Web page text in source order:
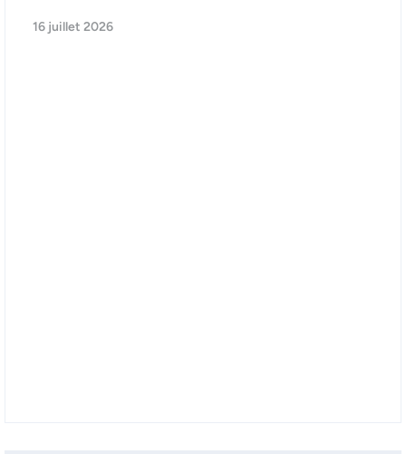
16 juillet 2026